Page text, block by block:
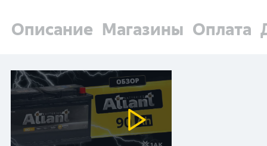
Описание Магазины Оплата